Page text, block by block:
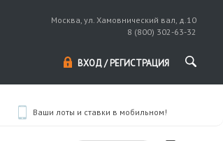
Москва, ул. Хамовнический вал, д.10
8 (800) 302-63-32
ВХОД / РЕГИСТРАЦИЯ
Ваши лоты и ставки в мобильном!